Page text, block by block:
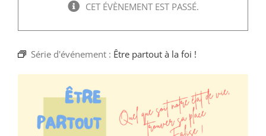
Magis Paris
Cowork Magis
JRS France
CET ÉVÈNEMENT EST PASSÉ.
Série d'événement : Être partout à la foi !